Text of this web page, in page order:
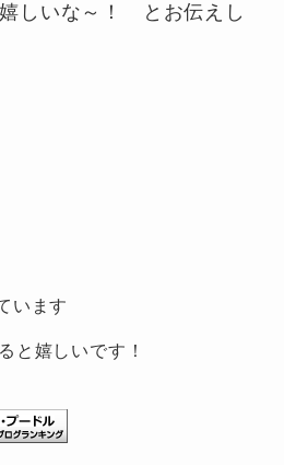
しいな～！ とお伝えし
います
と嬉しいです！